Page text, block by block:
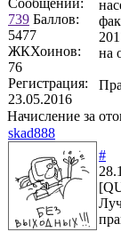
739 Баллов:
5477
ЖКХоинов:
76
Регистрация:
23.05.2016
на
Начисление за
skad888
#